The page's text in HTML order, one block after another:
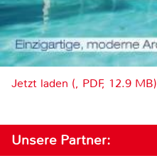
Jetzt laden (, PDF, 12.9 MB)
Unsere Partner: